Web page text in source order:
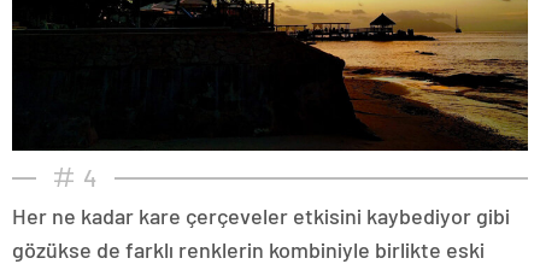
4
Her ne kadar kare çerçeveler etkisini kaybediyor gibi
gözükse de farklı renklerin kombiniyle birlikte eski